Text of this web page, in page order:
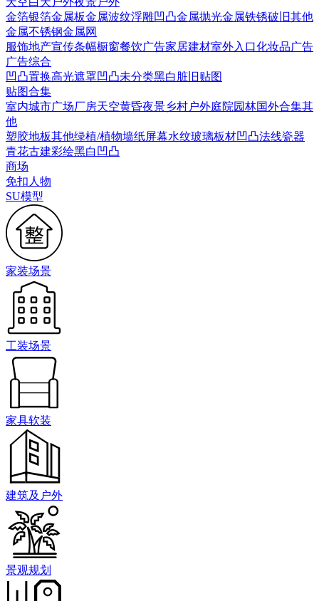
金箔银箔金属板金属波纹浮雕凹凸金属抛光金属铁锈破旧其他
金属不锈钢金属网
服饰地产宣传条幅橱窗餐饮广告家居建材室外入口化妆品广告
广告综合
凹凸置换高光遮罩凹凸未分类黑白脏旧贴图
贴图合集
室内城市广场厂房天空黄昏夜景乡村户外庭院园林国外合集其
他
塑胶地板其他绿植/植物墙纸屏幕水纹玻璃板材凹凸法线瓷器
青花古建彩绘黑白凹凸
商场
免扣人物
SU模型
家装场景
工装场景
家具软装
建筑及户外
景观规划